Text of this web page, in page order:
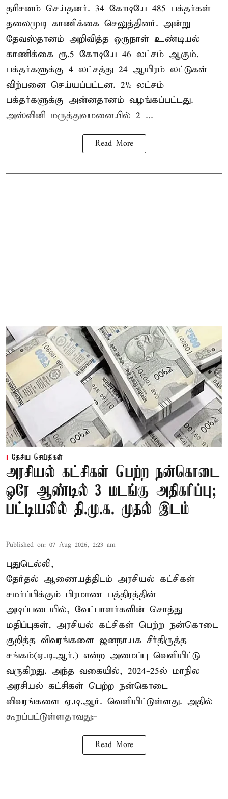
தரிசனம் செய்தனர். 34 கோடியே 485 பக்தர்கள்
தலைமுடி காணிக்கை செலுத்தினர். அன்று
தேவஸ்தானம் அறிவித்த ஒருநாள் உண்டியல்
காணிக்கை ரூ.5 கோடியே 46 லட்சம் ஆகும்.
பக்தர்களுக்கு 4 லட்சத்து 24 ஆயிரம் லட்டுகள்
விற்பனை செய்யப்பட்டன. 2½ லட்சம்
பக்தர்களுக்கு அன்னதானம் வழங்கப்பட்டது.
அஸ்வினி மருத்துவமனையில் 2 ...
Read More
தேசிய செய்திகள்
அரசியல் கட்சிகள் பெற்ற நன்கொடை
ஒரே ஆண்டில் 3 மடங்கு அதிகரிப்பு;
பட்டியலில் தி.மு.க. முதல் இடம்
Published on: 07 Aug 2026, 2:23 am
புதுடெல்லி,
தேர்தல் ஆணையத்திடம் அரசியல் கட்சிகள்
சமர்ப்பிக்கும் பிரமாண பத்திரத்தின்
அடிப்படையில், வேட்பாளர்களின் சொத்து
மதிப்புகள், அரசியல் கட்சிகள் பெற்ற நன்கொடை
குறித்த விவரங்களை ஜனநாயக சீர்திருத்த
சங்கம்(ஏ.டி.ஆர்.) என்ற அமைப்பு வெளியிட்டு
வருகிறது. அந்த வகையில், 2024-25ல் மாநில
அரசியல் கட்சிகள் பெற்ற நன்கொடை
விவரங்களை ஏ.டி.ஆர். வெளியிட்டுள்ளது. அதில்
கூறப்பட்டுள்ளதாவது:-
Read More